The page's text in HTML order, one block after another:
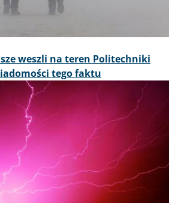
weszli na teren Politechniki
tego faktu